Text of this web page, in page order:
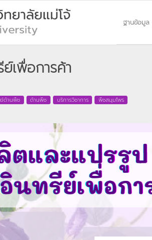
ฐานข้อมูล
เพื่อการค้า
ด้านพืช ด้านพืช บริการวิชาการ พืชสมุมไพร